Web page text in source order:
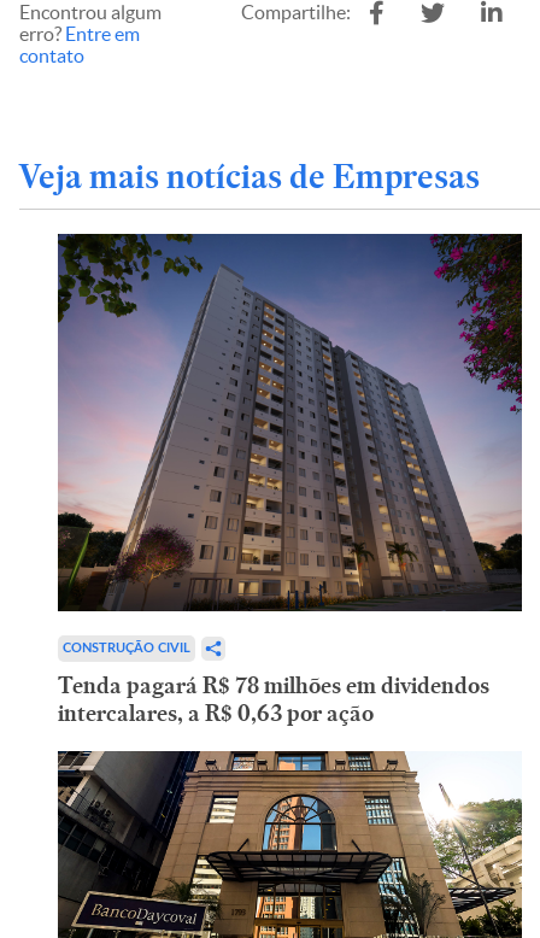
Encontrou algum
erro? Entre em
contato
Compartilhe:
Veja mais notícias de Empresas
CONSTRUÇÃO CIVIL
Tenda pagará R$ 78 milhões em dividendos
intercalares, a R$ 0,63 por ação